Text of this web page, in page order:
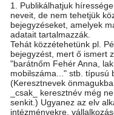
1. Publikálhatjuk
neveit, de nem tehetjük
bejegyzéseket, amelyek
adatait tartalmazzák.
Tehát közzétehetünk pl.
bejegyzést, mert ő ismert
"barátnőm Fehér Anna,
mobilszáma..." stb. típusú
(Keresztnevek
_csak_ keresztnév még
senkit.) Ugyanez az elv
intézményekre,